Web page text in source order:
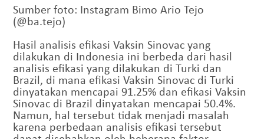
Sumber foto: Instagram Bimo Ario Tejo
(@ba.tejo)
Hasil analisis efikasi Vaksin Sinovac yang
dilakukan di Indonesia ini berbeda dari hasil
analisis efikasi yang dilakukan di Turki dan
Brazil, di mana efikasi Vaksin Sinovac di Turki
dinyatakan mencapai 91.25% dan efikasi Vaksin
Sinovac di Brazil dinyatakan mencapai 50.4%.
Namun, hal tersebut tidak menjadi masalah
karena perbedaan analisis efikasi tersebut